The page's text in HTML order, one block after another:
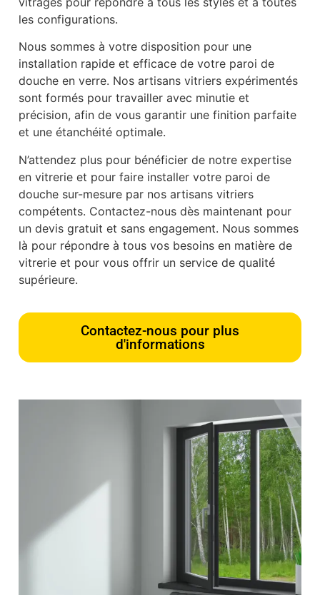
les configurations.
Nous sommes à votre disposition pour une
installation rapide et efficace de votre paroi de
douche en verre. Nos artisans vitriers expérimentés
sont formés pour travailler avec minutie et
précision, afin de vous garantir une finition parfaite
et une étanchéité optimale.
N’attendez plus pour bénéficier de notre expertise
en vitrerie et pour faire installer votre paroi de
douche sur-mesure par nos artisans vitriers
compétents. Contactez-nous dès maintenant pour
un devis gratuit et sans engagement. Nous sommes
là pour répondre à tous vos besoins en matière de
vitrerie et pour vous offrir un service de qualité
supérieure.
Contactez-nous pour plus
d'informations